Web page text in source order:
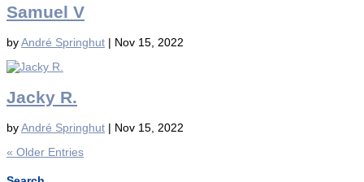
Samuel V
byAndré Springhut | Nov 15, 2022
Jacky R.
byAndré Springhut | Nov 15, 2022
« Older Entries